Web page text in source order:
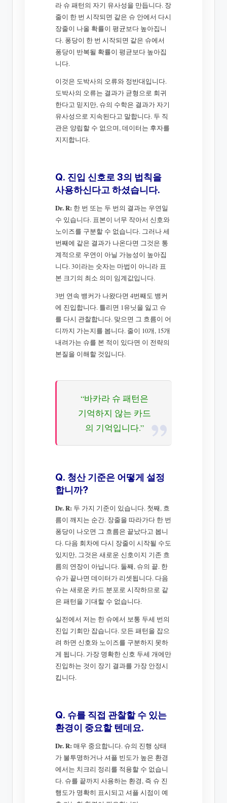
라 슈 패턴의 자기 유사성을 만듭니다. 장
줄이 한 번 시작되면 같은 슈 안에서 다시
장줄이 나올 확률이 평균보다 높아집니
다. 퐁당이 한 번 시작되면 같은 슈에서
퐁당이 반복될 확률이 평균보다 높아집
니다.
이것은 도박사의 오류와 정반대입니다.
도박사의 오류는 결과가 균형으로 회귀
한다고 믿지만, 슈의 수학은 결과가 자기
유사성으로 지속된다고 말합니다. 두 직
관은 양립할 수 없으며, 데이터는 후자를
지지합니다.
Q. 진입 신호로 3의 법칙을
사용하신다고 하셨습니다.
Dr. R: 한 번 또는 두 번의 결과는 우연일
수 있습니다. 표본이 너무 작아서 신호와
노이즈를 구분할 수 없습니다. 그러나 세
번째에 같은 결과가 나온다면 그것은 통
계적으로 우연이 아닐 가능성이 높아집
니다. 3이라는 숫자는 마법이 아니라 표
본 크기의 최소 의미 임계값입니다.
3번 연속 뱅커가 나왔다면 4번째도 뱅커
에 진입합니다. 틀리면 1유닛을 잃고 슈
를 다시 관찰합니다. 맞으면 그 흐름이 어
디까지 가는지를 봅니다. 줄이 10개, 15개
내려가는 슈를 본 적이 있다면 이 전략의
본질을 이해할 것입니다.
“바카라 슈 패턴은
기억하지 않는 카드
의 기억입니다.”
Q. 청산 기준은 어떻게 설정
합니까?
Dr. R: 두 가지 기준이 있습니다. 첫째, 흐
름이 깨지는 순간. 장줄을 따라가다 한 번
퐁당이 나오면 그 흐름은 끝났다고 봅니
다. 다음 회차에 다시 장줄이 시작될 수도
있지만, 그것은 새로운 신호이지 기존 흐
름의 연장이 아닙니다. 둘째, 슈의 끝. 한
슈가 끝나면 데이터가 리셋됩니다. 다음
슈는 새로운 카드 분포로 시작하므로 같
은 패턴을 기대할 수 없습니다.
실전에서 저는 한 슈에서 보통 두세 번의
진입 기회만 잡습니다. 모든 패턴을 잡으
려 하면 신호와 노이즈를 구분하지 못하
게 됩니다. 가장 명확한 신호 두세 개에만
진입하는 것이 장기 결과를 가장 안정시
킵니다.
Q. 슈를 직접 관찰할 수 있는
환경이 중요할 텐데요.
Dr. R: 매우 중요합니다. 슈의 진행 상태
가 불투명하거나 셔플 빈도가 높은 환경
에서는 치크리 정리를 적용할 수 없습니
다. 슈를 끝까지 사용하는 환경, 즉 슈 진
행도가 명확히 표시되고 셔플 시점이 예